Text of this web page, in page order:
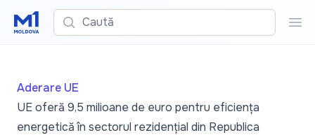
Caută
Aderare UE
UE oferă 9,5 milioane de euro pentru eficiența
energetică în sectorul rezidențial din Republica